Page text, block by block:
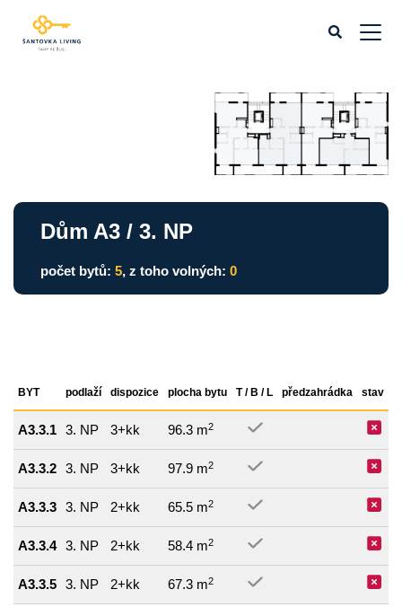
Dům A3 / 3. NP
počet bytů: 5, z toho volných: 0
BYT podlaží dispozice plocha bytu T / B / L předzahrádka stav
A3.3.1 3. NP 3+kk 96.3 m2
A3.3.2 3. NP 3+kk 97.9 m2
A3.3.3 3. NP 2+kk 65.5 m2
A3.3.4 3. NP 2+kk 58.4 m2
A3.3.5 3. NP 2+kk 67.3 m2